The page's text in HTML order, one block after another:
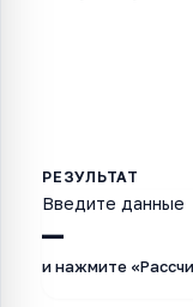
—
Введите данные
и нажмите